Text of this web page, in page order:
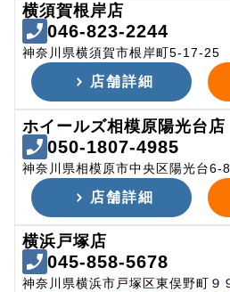
横須賀根岸店
046-823-2244
神奈川県横須賀市根岸町5-17-25
店舗詳細
ホイールズ相模原陽光台店
050-1807-4985
神奈川県相模原市中央区陽光台6-
店舗詳細
横浜戸塚店
045-858-5678
神奈川県横浜市戸塚区東俣野町９